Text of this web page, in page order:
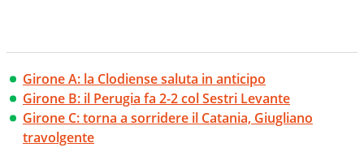
Girone A: la Clodiense saluta in anticipo
Girone B: il Perugia fa 2-2 col Sestri Levante
Girone C: torna a sorridere il Catania, Giugliano
travolgente